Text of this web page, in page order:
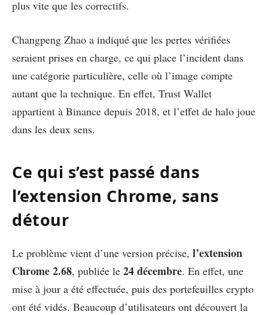
plus vite que les correctifs.
Changpeng Zhao a indiqué que les pertes vérifiées
seraient prises en charge, ce qui place l’incident dans
une catégorie particulière, celle où l’image compte
autant que la technique. En effet, Trust Wallet
appartient à Binance depuis 2018, et l’effet de halo joue
dans les deux sens.
Ce qui s’est passé dans
l’extension Chrome, sans
détour
Le problème vient d’une version précise, l’extension
Chrome 2.68, publiée le 24 décembre. En effet, une
mise à jour a été effectuée, puis des portefeuilles crypto
ont été vidés. Beaucoup d’utilisateurs ont découvert la